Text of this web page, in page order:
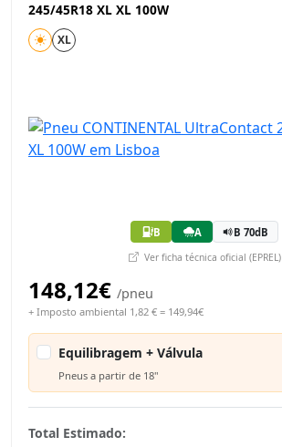
245/45R18 XL XL 100W
XL
B A B 70dB
Ver ficha técnica oficial (EPREL)
148,12€ /pneu
+ Imposto ambiental 1,82 € = 149,94€
Equilibragem + Válvula
Pneus a partir de 18"
Total Estimado: